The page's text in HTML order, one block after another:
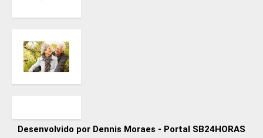
Desenvolvido por Dennis Moraes - Portal SB24HORAS